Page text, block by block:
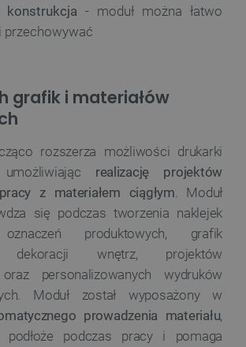
konstrukcja - moduł można łatwo
przechowywać
grafik i materiałów
rozszerza możliwości drukarki
realizację projektów
z materiałem ciągłym . Moduł
się podczas tworzenia naklejek
oznaczeń produktowych, grafik
dekoracji wnętrz, projektów
personalizowanych wydruków
Moduł został wyposażony w
prowadzenia materiału,
podłoże podczas pracy i pomaga